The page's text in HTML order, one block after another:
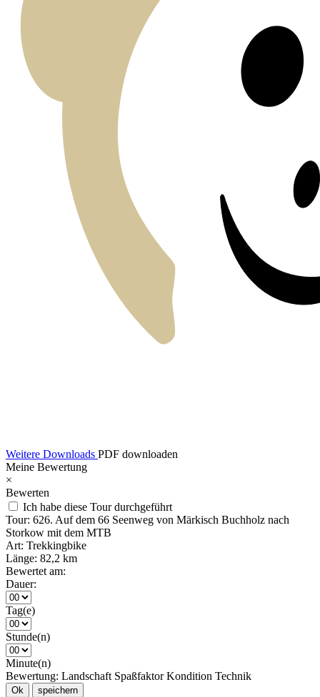
Weitere Downloads PDF downloaden
Meine Bewertung
×
Bewerten
Ich habe diese Tour durchgeführt
Tour: 626. Auf dem 66 Seenweg von Märkisch Buchholz nach
Storkow mit dem MTB
Art: Trekkingbike
Länge: 82,2 km
Bewertet am:
Dauer:
Tag(e)
Stunde(n)
Minute(n)
Bewertung: Landschaft Spaßfaktor Kondition Technik
Ok speichern